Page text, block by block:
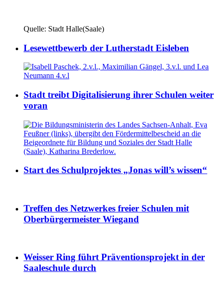
Quelle: Stadt Halle(Saale)
Lesewettbewerb der Lutherstadt Eisleben
Stadt treibt Digitalisierung ihrer Schulen weiter
voran
Start des Schulprojektes „Jonas will’s wissen“
Treffen des Netzwerkes freier Schulen mit
Oberbürgermeister Wiegand
Weisser Ring führt Präventionsprojekt in der
Saaleschule durch